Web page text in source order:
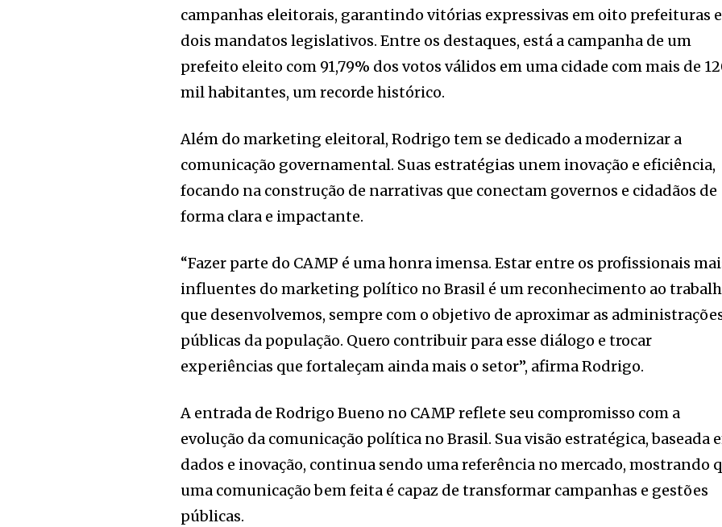
campanhas eleitorais, garantindo vitórias expressivas em oito prefeituras e
dois mandatos legislativos. Entre os destaques, está a campanha de um
prefeito eleito com 91,79% dos votos válidos em uma cidade com mais de
mil habitantes, um recorde histórico.
Além do marketing eleitoral, Rodrigo tem se dedicado a modernizar a
comunicação governamental. Suas estratégias unem inovação e eficiência,
focando na construção de narrativas que conectam governos e cidadãos de
forma clara e impactante.
“Fazer parte do CAMP é uma honra imensa. Estar entre os profissionais
influentes do marketing político no Brasil é um reconhecimento ao
que desenvolvemos, sempre com o objetivo de aproximar as
públicas da população. Quero contribuir para esse diálogo e trocar
experiências que fortaleçam ainda mais o setor”, afirma Rodrigo.
A entrada de Rodrigo Bueno no CAMP reflete seu compromisso com a
evolução da comunicação política no Brasil. Sua visão estratégica, baseada
dados e inovação, continua sendo uma referência no mercado, mostrando
uma comunicação bem feita é capaz de transformar campanhas e gestões
públicas.